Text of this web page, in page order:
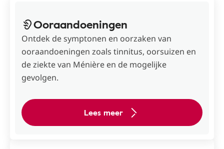
Ooraandoeningen
Ontdek de symptonen en oorzaken van
ooraandoeningen zoals tinnitus, oorsuizen en
de ziekte van Ménière en de mogelijke
gevolgen.
Lees meer